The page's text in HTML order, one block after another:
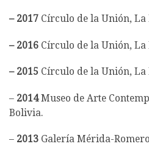
– 2017 Círculo de la Unión, La
– 2016 Círculo de la Unión, La
– 2015 Círculo de la Unión, La
– 2014Museo de Arte
Bolivia.
– 2013 Galería Mérida-